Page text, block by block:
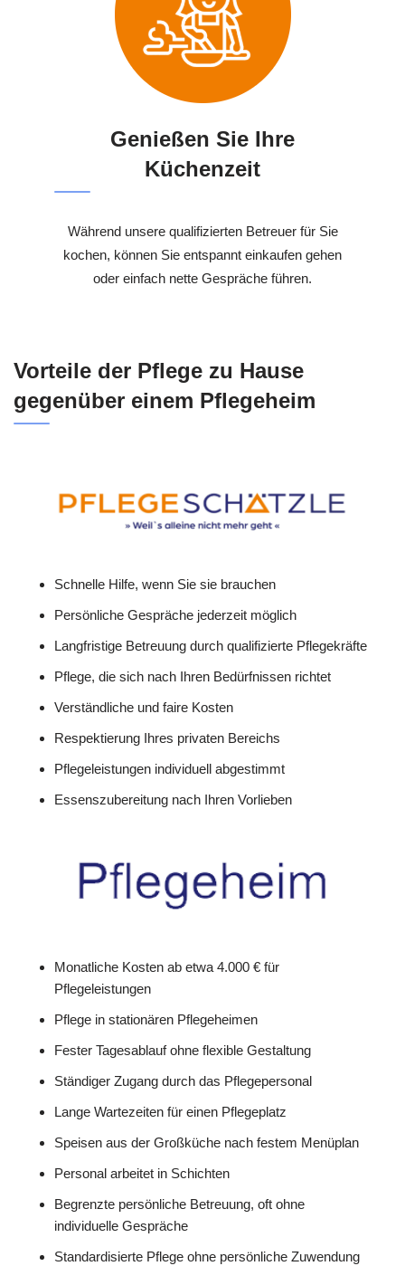
Genießen Sie Ihre
Küchenzeit
Während unsere qualifizierten Betreuer für Sie
kochen, können Sie entspannt einkaufen gehen
oder einfach nette Gespräche führen.
Vorteile der Pflege zu Hause
gegenüber einem Pflegeheim
Schnelle Hilfe, wenn Sie sie brauchen
Persönliche Gespräche jederzeit möglich
Langfristige Betreuung durch qualifizierte Pflegekräfte
Pflege, die sich nach Ihren Bedürfnissen richtet
Verständliche und faire Kosten
Respektierung Ihres privaten Bereichs
Pflegeleistungen individuell abgestimmt
Essenszubereitung nach Ihren Vorlieben
Monatliche Kosten ab etwa 4.000 € für
Pflegeleistungen
Pflege in stationären Pflegeheimen
Fester Tagesablauf ohne flexible Gestaltung
Ständiger Zugang durch das Pflegepersonal
Lange Wartezeiten für einen Pflegeplatz
Speisen aus der Großküche nach festem Menüplan
Personal arbeitet in Schichten
Begrenzte persönliche Betreuung, oft ohne
individuelle Gespräche
Standardisierte Pflege ohne persönliche Zuwendung